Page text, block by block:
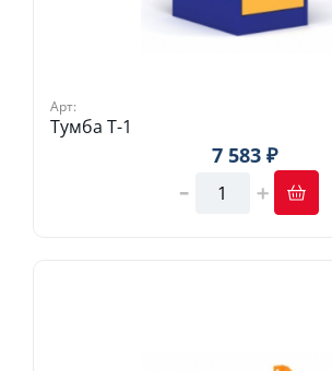
Арт:
Тумба Т-1
7 583 ₽